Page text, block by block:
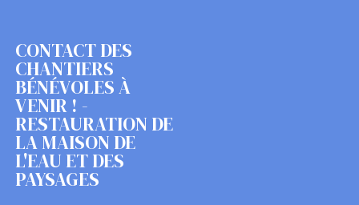
CONTACT DES
CHANTIERS
BÉNÉVOLES À
VENIR ! -
RESTAURATION DE
LA MAISON DE
L'EAU ET DES
PAYSAGES